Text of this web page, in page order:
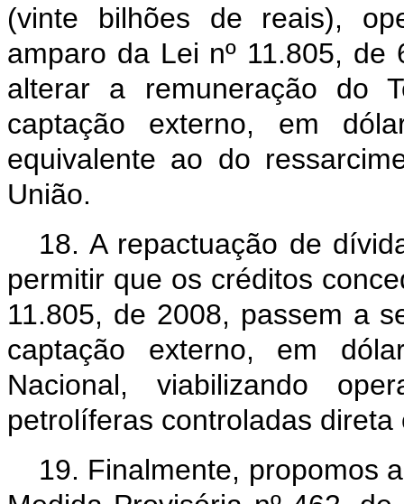
(vinte bilhões de reais),
amparo da Lei nº 11.805,
alterar a remuneração do
captação externo, em
equivalente ao do
União.
18. A repactuação de
permitir que os créditos
11.805, de 2008, passem a
captação externo, em
Nacional, viabilizando
petrolíferas controladas
19. Finalmente, propomos